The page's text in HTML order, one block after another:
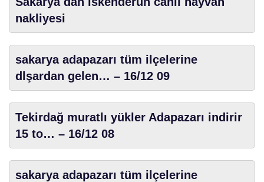
nakliyesi
sakarya adapazarı tüm ilçelerine
dlşardan gelen… – 16/12 09
Tekirdağ muratlı yükler Adapazarı indirir
15 to… – 16/12 08
sakarya adapazarı tüm ilçelerine